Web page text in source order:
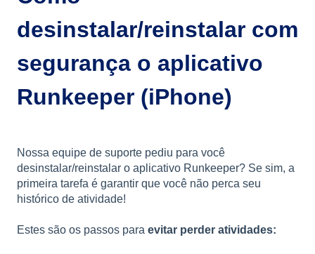
desinstalar/reinstalar com
segurança o aplicativo
Runkeeper (iPhone)
Nossa equipe de suporte pediu para você
desinstalar/reinstalar o aplicativo Runkeeper? Se sim, a
primeira tarefa é garantir que você não perca seu
histórico de atividade!
Estes são os passos para evitar perder atividades: